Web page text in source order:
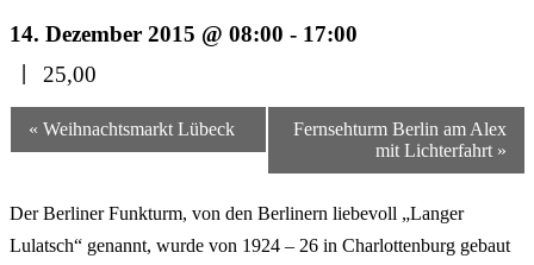
14. Dezember 2015 @ 08:00 - 17:00
|
25,00
Veranstaltungsnavigation
« Weihnachtsmarkt Lübeck
Fernsehturm Berlin am Alex
mit Lichterfahrt »
Der Berliner Funkturm, von den Berlinern liebevoll „Langer
Lulatsch“ genannt, wurde von 1924 – 26 in Charlottenburg gebaut